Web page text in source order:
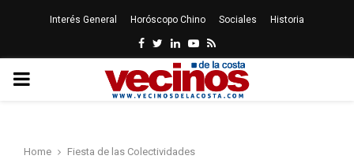
Interés General Horóscopo Chino Sociales Historia
Facebook
Twitter
LinkedinYoutube
Rss
PRIMARY
Home Fiesta de las Colectividades